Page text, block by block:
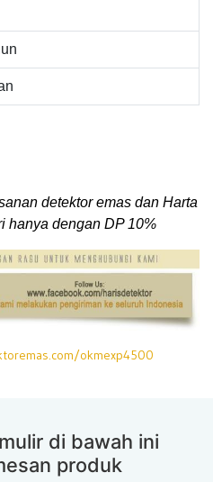
detektor emas dan Harta
hanya dengan DP 10%
okmexp4500
di bawah ini
produk